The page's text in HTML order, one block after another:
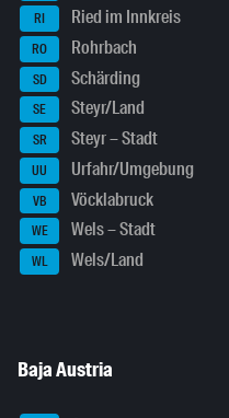
RI Ried im Innkreis
RO Rohrbach
SD Schärding
SE Steyr/Land
SR Steyr – Stadt
UU Urfahr/Umgebung
VB Vöcklabruck
WE Wels – Stadt
WL Wels/Land
Baja Austria